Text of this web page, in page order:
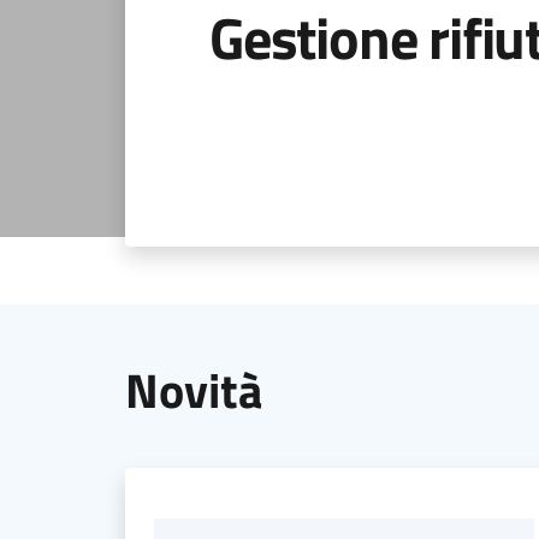
Gestione
Novità